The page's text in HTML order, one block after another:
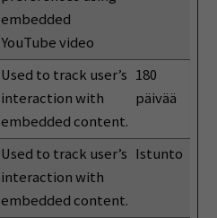
embedded
YouTube video
Used to track user’s
interaction with
embedded content.
180
päivää
Used to track user’s
interaction with
embedded content.
Istunto